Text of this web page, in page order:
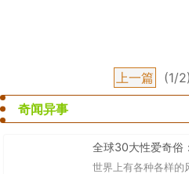
上一篇 (1/2)
奇闻异事
全球30大性爱奇俗
世界上有各种各样的